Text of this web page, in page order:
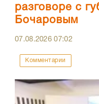
разговоре с
Бочаровым
07.08.202607:02
Комментарии